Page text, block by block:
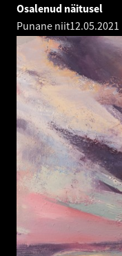
Osalenud näitusel
Punane niit12.05.2021